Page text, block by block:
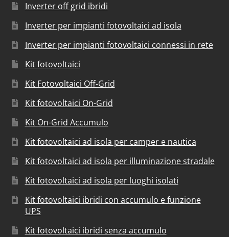
Inverter off grid ibridi
Inverter per impianti fotovoltaici ad isola
Inverter per impianti fotovoltaici connessi in rete
Kit fotovoltaici
Kit Fotovoltaici Off-Grid
Kit fotovoltaici On-Grid
Kit On-Grid Accumulo
Kit fotovoltaici ad isola per camper e nautica
Kit fotovoltaici ad isola per illuminazione stradale
Kit fotovoltaici ad isola per luoghi isolati
Kit fotovoltaici ibridi con accumulo e funzione
UPS
Kit fotovoltaici ibridi senza accumulo